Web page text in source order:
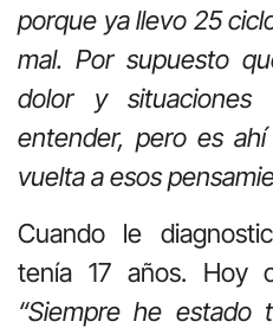
porque ya llevo 25
mal. Por supuesto
dolor y
entender, pero es
vuelta a esos
Cuando le
tenía 17 años. Hoy
“Siempre he estado